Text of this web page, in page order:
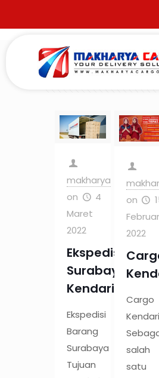
Filter by Categories
makharya
on
4
Maret
2022
Ekspedisi
Surabaya
Kendari
Ekspedisi
Barang
Surabaya
Tujuan
on
2022
Cargo
Kendari
salah
satu